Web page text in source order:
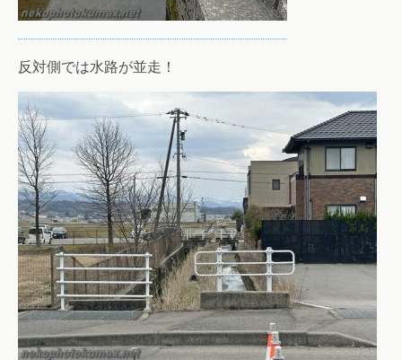
反対側では水路が並走！